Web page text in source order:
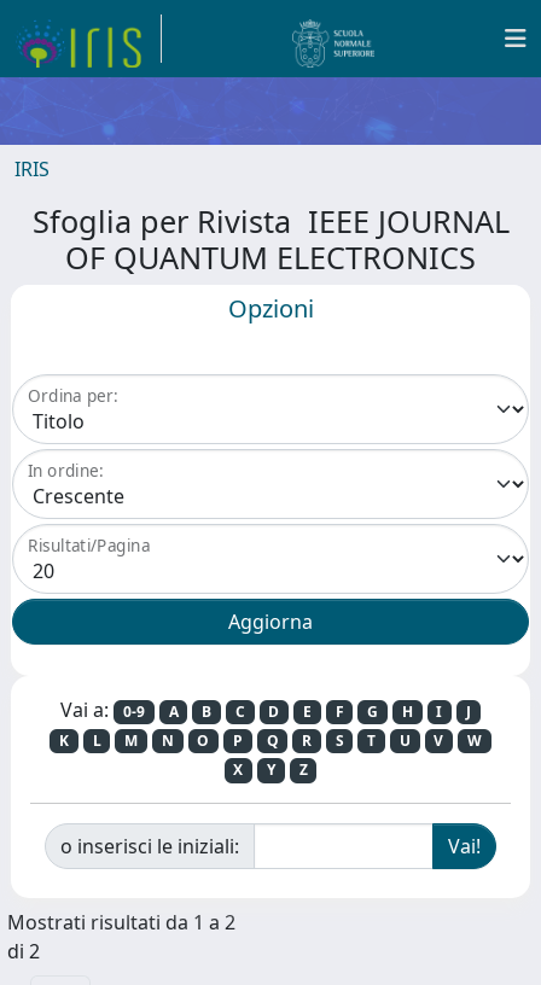
IRIS
Sfoglia per Rivista IEEE JOURNAL
OF QUANTUM ELECTRONICS
Opzioni
Ordina per:
In ordine:
Risultati/Pagina
Vai a: 0-9 A B C D E F G H I
J
K
L M N O P Q R S T U V
W
X
Y Z
o inserisci le iniziali:
Mostrati risultati da 1 a 2
di 2